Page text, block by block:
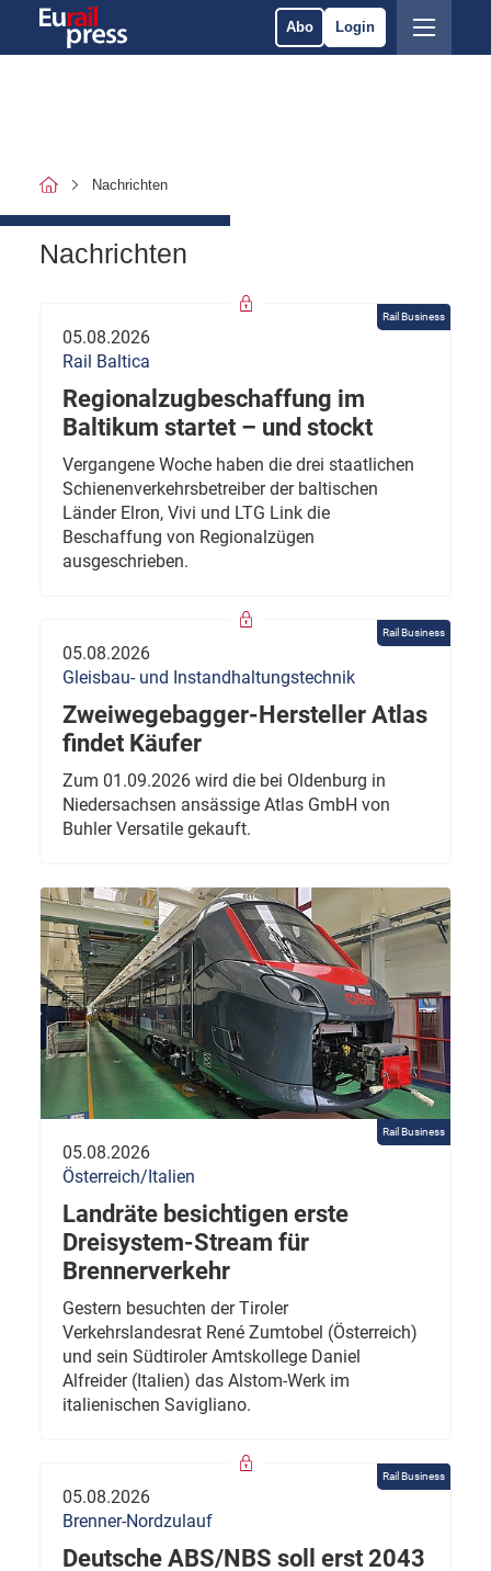
Abo Login
Nachrichten
Nachrichten
Rail Business
05.08.2026
Rail Baltica
Regionalzugbeschaffung im
Baltikum startet – und stockt
Vergangene Woche haben die drei staatlichen
Schienenverkehrsbetreiber der baltischen
Länder Elron, Vivi und LTG Link die
Beschaffung von Regionalzügen
ausgeschrieben.
Rail Business
05.08.2026
Gleisbau- und Instandhaltungstechnik
Zweiwegebagger-Hersteller Atlas
findet Käufer
Zum 01.09.2026 wird die bei Oldenburg in
Niedersachsen ansässige Atlas GmbH von
Buhler Versatile gekauft.
Rail Business
05.08.2026
Österreich/Italien
Landräte besichtigen erste
Dreisystem-Stream für
Brennerverkehr
Gestern besuchten der Tiroler
Verkehrslandesrat René Zumtobel (Österreich)
und sein Südtiroler Amtskollege Daniel
Alfreider (Italien) das Alstom-Werk im
italienischen Savigliano.
Rail Business
05.08.2026
Brenner-Nordzulauf
Deutsche ABS/NBS soll erst 2043